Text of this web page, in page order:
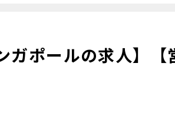
ガポールの求人】